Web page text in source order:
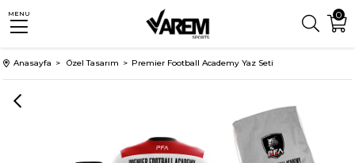
0
MENU
Anasayfa Özel Tasarım Premier Football Academy Yaz Seti